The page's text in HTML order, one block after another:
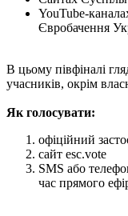
YouTube-
Євробачення
В цьому півфіналі
учасників, окрім
Як голосувати:
офіційний
сайт esc.vote
SMS або
час прямого